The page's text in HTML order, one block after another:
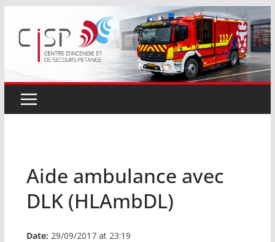
contenu
Aide ambulance avec
DLK (HLAmbDL)
Date: 29/09/2017 at 23:19